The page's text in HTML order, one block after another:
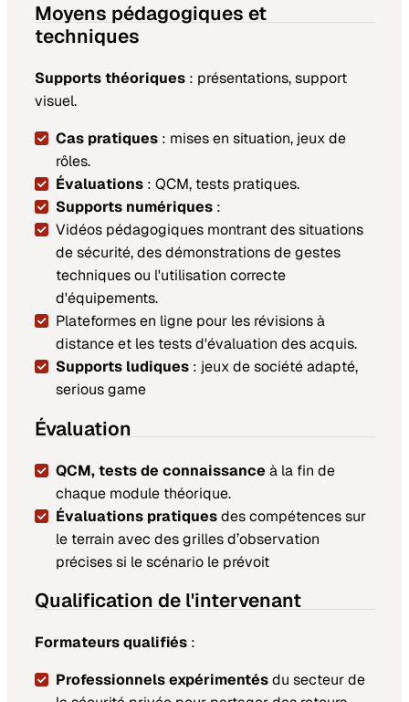
Moyens pédagogiques et
techniques
Supports théoriques : présentations, support
visuel.
Cas pratiques : mises en situation, jeux de
rôles.
Évaluations : QCM, tests pratiques.
Supports numériques :
Vidéos pédagogiques montrant des situations
de sécurité, des démonstrations de gestes
techniques ou l'utilisation correcte
d'équipements.
Plateformes en ligne pour les révisions à
distance et les tests d'évaluation des acquis.
Supports ludiques : jeux de société adapté,
serious game
Évaluation
QCM, tests de connaissance à la fin de
chaque module théorique.
Évaluations pratiquesdes compétences sur
le terrain avec des grilles d’observation
précises si le scénario le prévoit
Qualification de l'intervenant
Formateurs qualifiés :
Professionnels expérimentésdu secteur de